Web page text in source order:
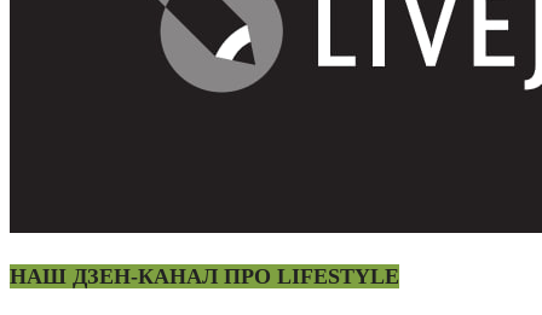
НАШ ДЗЕН-КАНАЛ ПРО LIFESTYLE